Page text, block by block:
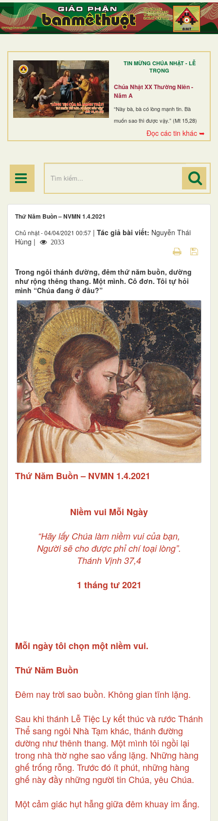
TIN MỪNG CHÚA NHẬT - LỄ
TRỌNG
Chúa Nhật XX Thường Niên -
Năm A
“Này bà, bà có lòng mạnh tin. Bà
muốn sao thì được vậy.” (Mt 15,28)
Đọc các tin khác ➥
TRANG NHẤT
GIỚI THIỆU
DÒNG TU
BAN MỤC VỤ
ĐOÀN THỂ CG
ĐIỂM HÀNH HƯƠNG
Thứ Năm Buồn – NVMN 1.4.2021
Chủ nhật - 04/04/2021 00:57 | Tác giả bài viết: Nguyễn Thái
Hùng |
2033
Trong ngôi thánh đường, đêm thứ năm buồn, dường
như rộng thêng thang. Một mình. Cô đơn. Tôi tự hỏi
mình “Chúa đang ở đâu?”
Thứ Năm Buồn – NVMN 1.4.2021
Niềm vui Mỗi Ngày
“Hãy lấy Chúa làm niềm vui của bạn,
Người sẽ cho được phỉ chí toại lòng”.
Thánh Vịnh 37,4
1 tháng tư 2021
Mỗi ngày tôi chọn một niềm vui.
Thứ Năm Buồn
Đêm nay trời sao buồn. Không gian tĩnh lặng.
Sau khi thánh Lễ Tiệc Ly kết thúc và rước Thánh
Thể sang ngôi Nhà Tạm khác, thánh đường
dường như thênh thang. Một mình tôi ngồi lại
trong nhà thờ nghe sao vắng lặng. Những hàng
ghế trống rỗng. Trước đó ít phút, những hàng
ghế này đầy những người tin Chúa, yêu Chúa.
Một cảm giác hụt hẫng giữa đêm khuay im ắng.